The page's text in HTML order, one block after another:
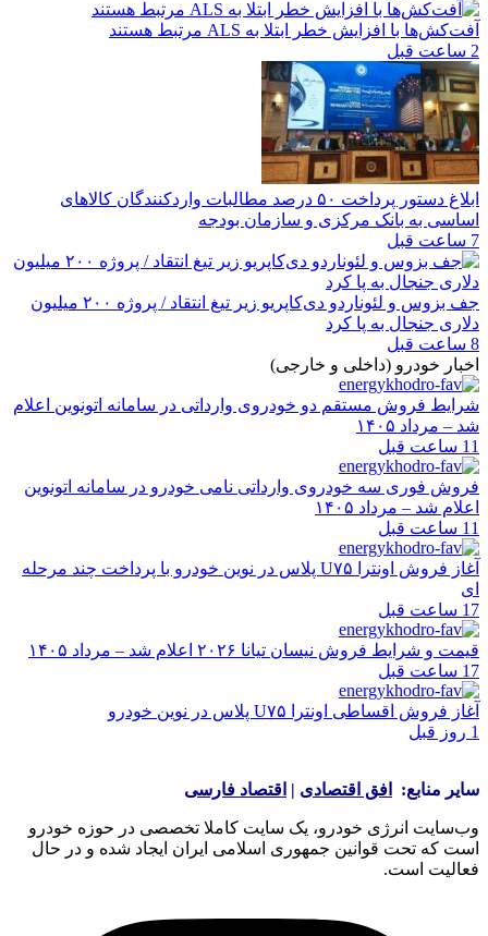
آفت‌کش‌ها با افزایش خطر ابتلا به ALS مرتبط هستند
2 ساعت قبل
ابلاغ دستور پرداخت ۵۰ درصد مطالبات واردکنندگان کالاهای
اساسی به بانک مرکزی و سازمان بودجه
7 ساعت قبل
جف بزوس و لئوناردو دی‌کاپریو زیر تیغ انتقاد / پروژه ۲۰۰ میلیون
دلاری جنجال به پا کرد
8 ساعت قبل
اخبار خودرو (داخلی و خارجی)
شرایط فروش مستقم دو خودروی وارداتی در سامانه اتونوین اعلام
شد – مرداد ۱۴۰۵
11 ساعت قبل
فروش فوری سه خودروی وارداتی نامی خودرو در سامانه اتونوین
اعلام شد – مرداد ۱۴۰۵
11 ساعت قبل
آغاز فروش اونترا U۷۵ پلاس در نوین خودرو با پرداخت چند مرحله
ای
17 ساعت قبل
قیمت و شرایط فروش نیسان تیانا ۲۰۲۶ اعلام شد – مرداد ۱۴۰۵
17 ساعت قبل
آغاز فروش اقساطی اونترا U۷۵ پلاس در نوین خودرو
1 روز قبل
سایر منابع: افق اقتصادی | اقتصاد فارسی
وب‌سایت انرژی خودرو، یک سایت کاملا تخصصی در حوزه خودرو
است که تحت قوانین جمهوری اسلامی ایران ایجاد شده و در حال
فعالیت است.